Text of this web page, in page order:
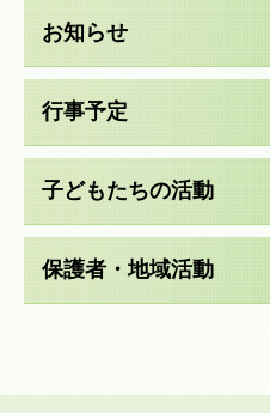
お知らせ
行事予定
子どもたちの活動
保護者・地域活動